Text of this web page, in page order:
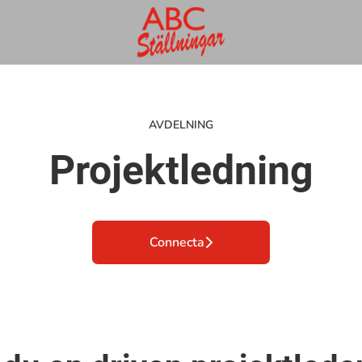
AVDELNING
Projektledning
Connecta